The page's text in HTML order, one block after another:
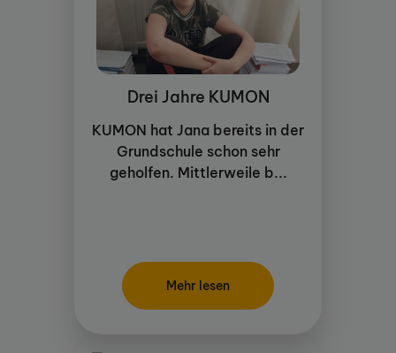
Drei Jahre KUMON
KUMON hat Jana bereits in der
Grundschule schon sehr
geholfen. Mittlerweile b...
Mehr lesen